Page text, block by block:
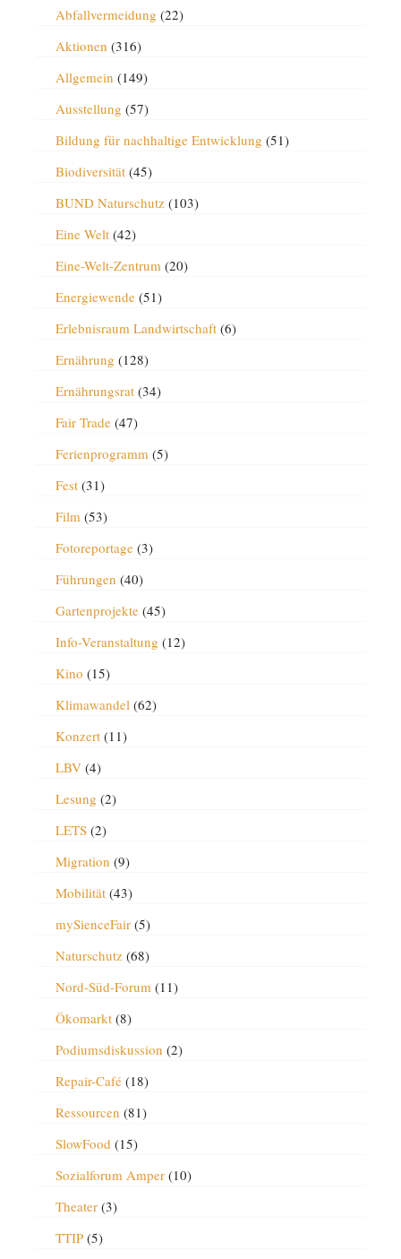
Abfallvermeidung (22)
Aktionen (316)
Allgemein (149)
Ausstellung (57)
Bildung für nachhaltige Entwicklung (51)
Biodiversität(45)
BUND Naturschutz(103)
Eine Welt(42)
Eine-Welt-Zentrum(20)
Energiewende(51)
Erlebnisraum Landwirtschaft(6)
Ernährung (128)
Ernährungsrat(34)
Fair Trade(47)
Ferienprogramm(5)
Fest(31)
Film(53)
Fotoreportage(3)
Führungen (40)
Gartenprojekte(45)
Info-Veranstaltung (12)
Kino (15)
Klimawandel(62)
Konzert(11)
LBV(4)
Lesung (2)
LETS(2)
Migration (9)
Mobilität(43)
mySienceFair(5)
Naturschutz(68)
Nord-Süd-Forum(11)
Ökomarkt(8)
Podiumsdiskussion (2)
Repair-Café(18)
Ressourcen (81)
SlowFood (15)
Sozialforum Amper(10)
Theater(3)
TTIP(5)